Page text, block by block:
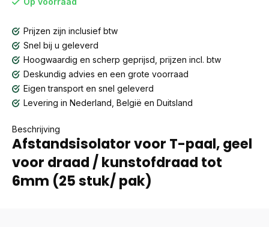
Prijzen zijn inclusief btw
Snel bij u geleverd
Hoogwaardig en scherp geprijsd, prijzen incl. btw
Deskundig advies en een grote voorraad
Eigen transport en snel geleverd
Levering in Nederland, België en Duitsland
Beschrijving
Afstandsisolator voor T-paal, geel
voor draad / kunstofdraad tot
6mm (25 stuk/ pak)